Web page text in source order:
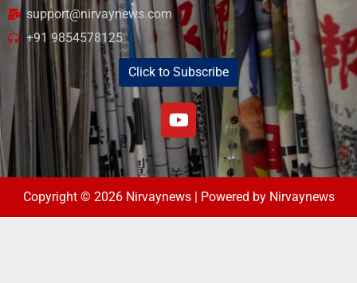
support@nirvaynews.com
+91 9854578125
Click to Subscribe
Copyright © 2026 Nirvaynews | Powered by Nirvaynews